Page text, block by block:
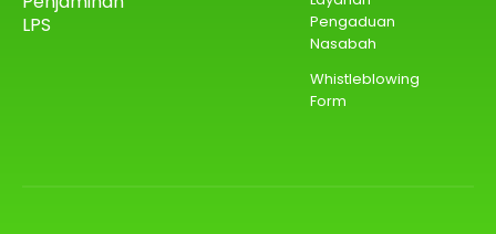
LPS
Pengaduan
Nasabah
Whistleblowing
Form